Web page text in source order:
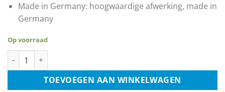
Made in Germany: hoogwaardige afwerking, made in
Germany
Op voorraad
Round Sign - Michelin - Service Station aantal
TOEVOEGEN AAN WINKELWAGEN